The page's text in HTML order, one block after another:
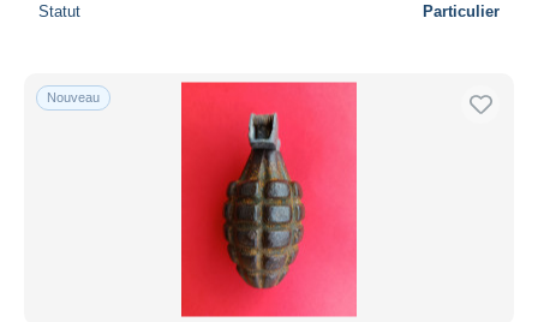
Statut Particulier
Nouveau